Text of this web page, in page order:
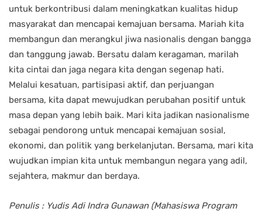
untuk berkontribusi dalam meningkatkan kualitas hidup
masyarakat dan mencapai kemajuan bersama. Mariah kita
membangun dan merangkul jiwa nasionalis dengan bangga
dan tanggung jawab. Bersatu dalam keragaman, marilah
kita cintai dan jaga negara kita dengan segenap hati.
Melalui kesatuan, partisipasi aktif, dan perjuangan
bersama, kita dapat mewujudkan perubahan positif untuk
masa depan yang lebih baik. Mari kita jadikan nasionalisme
sebagai pendorong untuk mencapai kemajuan sosial,
ekonomi, dan politik yang berkelanjutan. Bersama, mari kita
wujudkan impian kita untuk membangun negara yang adil,
sejahtera, makmur dan berdaya.
Penulis : Yudis Adi Indra Gunawan (Mahasiswa Program